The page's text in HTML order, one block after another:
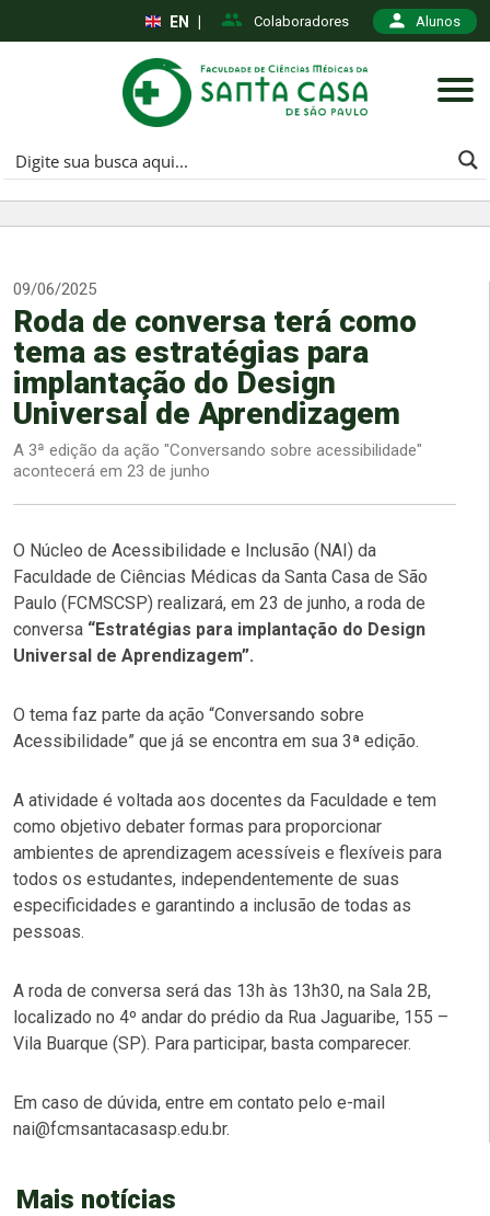
Colaboradores Alunos
EN
09/06/2025
Roda de conversa terá como
tema as estratégias para
implantação do Design
Universal de Aprendizagem
A 3ª edição da ação "Conversando sobre acessibilidade"
acontecerá em 23 de junho
O Núcleo de Acessibilidade e Inclusão (NAI) da
Faculdade de Ciências Médicas da Santa Casa de São
Paulo (FCMSCSP) realizará, em 23 de junho, a roda de
conversa “Estratégias para implantação do Design
Universal de Aprendizagem”.
O tema faz parte da ação “Conversando sobre
Acessibilidade” que já se encontra em sua 3ª edição.
A atividade é voltada aos docentes da Faculdade e tem
como objetivo debater formas para proporcionar
ambientes de aprendizagem acessíveis e flexíveis para
todos os estudantes, independentemente de suas
especificidades e garantindo a inclusão de todas as
pessoas.
A roda de conversa será das 13h às 13h30, na Sala 2B,
localizado no 4º andar do prédio da Rua Jaguaribe, 155 –
Vila Buarque (SP). Para participar, basta comparecer.
Em caso de dúvida, entre em contato pelo e-mail
nai@fcmsantacasasp.edu.br.
Mais notícias